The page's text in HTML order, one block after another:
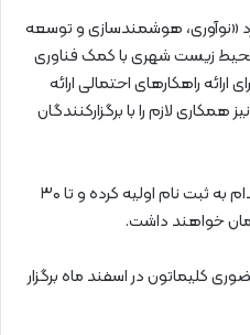
«نوآوری، هوشمندسازی و توسعه
زیست شهری با کمک فناوری
راهکارهای احتمالی ارائه
همکاری لازم را با برگزارکنندگان
محققان می توانند تا ۳۰ دی ۱۴۰۱ اقدام به ثبت نام اولیه کرده و تا ۳۰
خواهند داشت.
کلیماتون در اسفند ماه برگزار